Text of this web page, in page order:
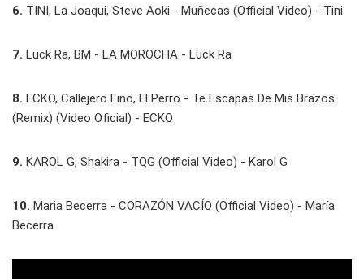
6. TINI, La Joaqui, Steve Aoki - Muñecas (Official Video) - Tini
7. Luck Ra, BM - LA MOROCHA - Luck Ra
8. ECKO, Callejero Fino, El Perro - Te Escapas De Mis Brazos
(Remix) (Video Oficial) - ECKO
9. KAROL G, Shakira - TQG (Official Video) - Karol G
10. Maria Becerra - CORAZÓN VACÍO (Official Video) - María
Becerra